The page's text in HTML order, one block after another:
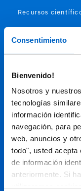
Consentimiento
Bienvenido!
Nosotros y
tecnologías
información
navegación, para
web, anuncios y
todo", usted
de información
anteriormente. Si
Recursos
Audiovisual
Espacio de
Este sitio web está
España.
SC-ES-CP-00099, SC-
ES-CP-00064, SC-ES-
AMG145-00544
Fecha de